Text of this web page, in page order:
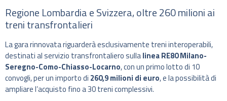
Regione Lombardia e Svizzera, oltre 260 milioni ai
treni transfrontalieri
La gara rinnovata riguarderà esclusivamente treni interoperabili,
destinati al servizio transfrontaliero sullalinea RE80 Milano-
Seregno-Como-Chiasso-Locarno, con un primo lotto di 10
convogli, per un importo di 260,9 milioni di euro, e la possibilità di
ampliare l’acquisto fino a 30 treni complessivi.